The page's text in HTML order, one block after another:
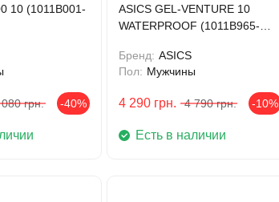
10 (1011B001-
грн. -40%
ASICS GEL-VENTURE 10
WATERPROOF (1011B965-
Бренд: ASICS
Пол: Мужчины
4 290 грн. 4 790 грн. -10%
Есть в наличии